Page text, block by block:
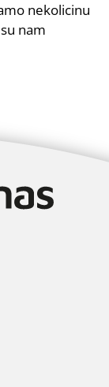
nekolicinu
nam